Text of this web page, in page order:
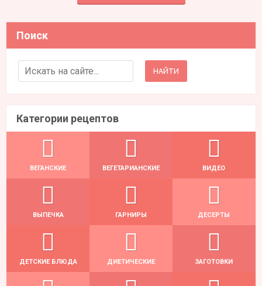
Поиск
Search for:
Категории рецептов
ВЕГАНСКИЕ ВЕГЕТАРИАНСКИЕ ВИДЕО
ВЫПЕЧКА ГАРНИРЫ ДЕСЕРТЫ
ДЕТСКИЕ БЛЮДА ДИЕТИЧЕСКИЕ ЗАГОТОВКИ